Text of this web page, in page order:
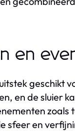
en
geschikt
en de sluier
zoals
sfeer en